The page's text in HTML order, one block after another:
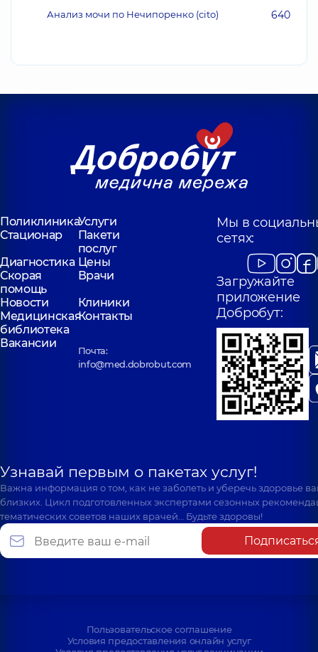
Анализ мочи по Нечипоренко (cito) 640
ПоликлиникаУслуги
Стационар
Пакети
послуг
Диагностика Цены
Скорая
помощь
Врачи
Новости
Клиники
Медицинская
библиотека
Контакты
Вакансии
Почта:
info@med.dobrobut.com
Мы в
сетях:
Загружайте
приложение
Добробут:
Узнавай первым о пакетах услуг!
Важна информация о том, как не заболеть и уберечь здоровье
близких. Цикл подготовленных экспертами сезонных
тематических советов наших врачей… Будьте здоровы!
Пользовательское соглашение
Условия предоставления онлайн услуг